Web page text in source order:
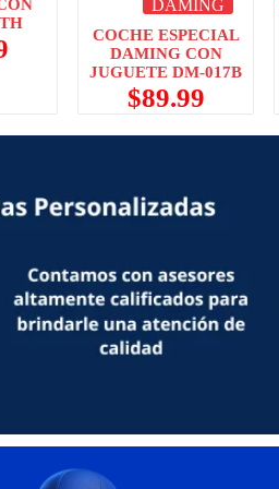
DAMING
COCHE ESPECIAL
DAMING CON
JUGUETE DM-017B
$89.99